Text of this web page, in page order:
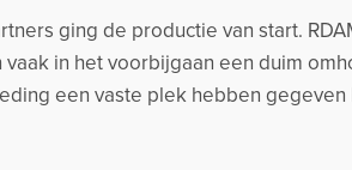
ging de productie van start.
in het voorbijgaan een duim
een vaste plek hebben